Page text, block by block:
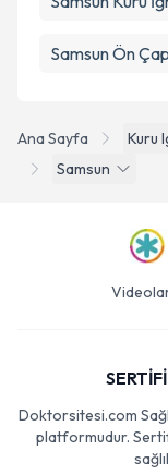
Ana Sayfa
Kuru
Samsun
Samsun Ön
Doktorsitesi.com
platformudur.